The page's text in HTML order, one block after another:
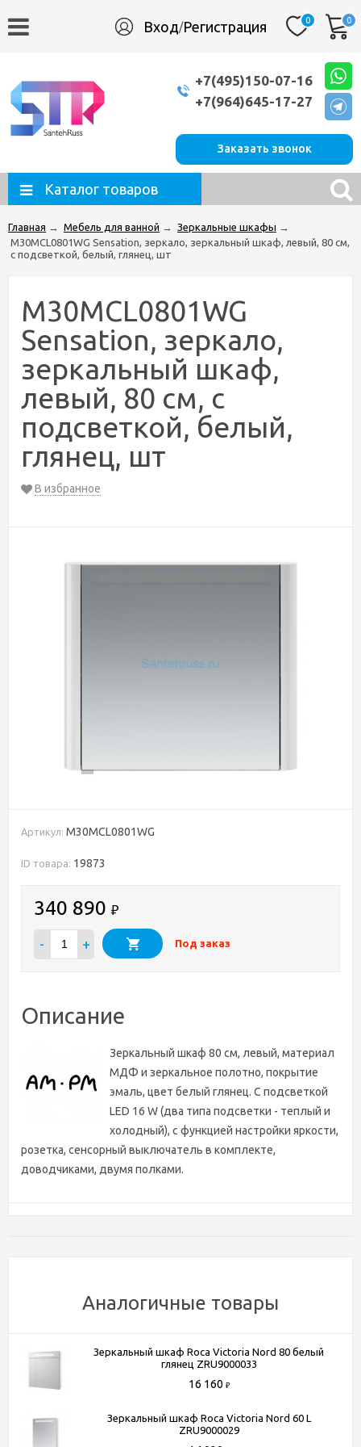
Вход/Регистрация 0 0
+7(495)150-07-16
+7(964)645-17-27
Заказать звонок
Каталог товаров
Главная → Мебель для ванной → Зеркальные шкафы →
M30MCL0801WG Sensation, зеркало, зеркальный шкаф, левый, 80 см,
с подсветкой, белый, глянец, шт
M30MCL0801WG
Sensation, зеркало,
зеркальный шкаф,
левый, 80 см, с
подсветкой, белый,
глянец, шт
В избранное
Артикул: M30MCL0801WG
ID товара: 19873
340 890 ₽
- + Под заказ
Описание
Зеркальный шкаф 80 см, левый, материал
МДФ и зеркальное полотно, покрытие
эмаль, цвет белый глянец. С подсветкой
LED 16 W (два типа подсветки - теплый и
холодный), с функцией настройки яркости,
розетка, сенсорный выключатель в комплекте,
доводчиками, двумя полками.
15
Бренд
Am.Pm
Глубина (мм)
150
Аналогичные товары
Зеркальный шкаф Roca Victoria Nord 80 белый
глянец ZRU9000033
16 160 ₽
Зеркальный шкаф Roca Victoria Nord 60 L
ZRU9000029